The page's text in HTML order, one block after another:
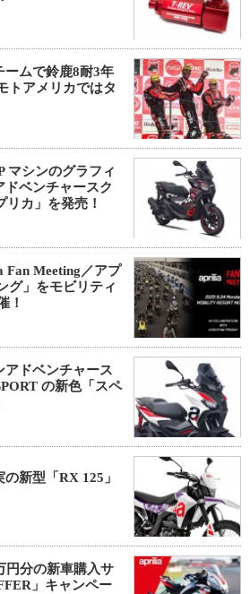
ームで鈴鹿8耐3年
トアメリカではタ
マシンのグラフィ
ドベンチャースク
リカ」を発売！
Fan Meeting／アプ
グ」をモビリティ
！
アドベンチャース
の新色「スペ
新型「RX 125」
円分の新車購入サ
」キャンペー